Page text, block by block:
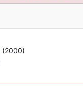
(2000)